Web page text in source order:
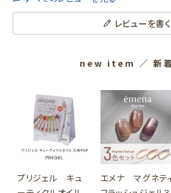
レビューを書く
new item ／ 新
プリジェル キュ
エメナ マグネテ